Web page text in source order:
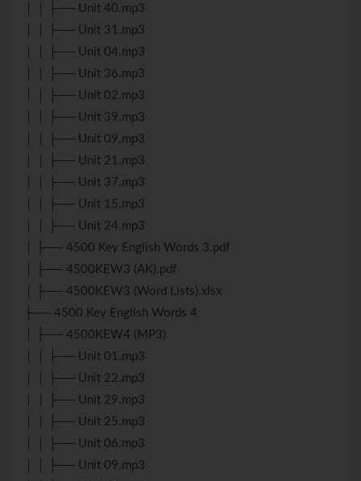
│ │ ├── Unit 40.mp3
│ │ ├── Unit 31.mp3
│ │ ├── Unit 04.mp3
│ │ ├── Unit 36.mp3
│ │ ├── Unit 02.mp3
│ │ ├── Unit 39.mp3
│ │ ├── Unit 09.mp3
│ │ ├── Unit 21.mp3
│ │ ├── Unit 37.mp3
│ │ ├── Unit 15.mp3
│ │ ├── Unit 24.mp3
│ ├── 4500 Key English Words 3.pdf
│ ├── 4500KEW3 (AK).pdf
│ ├── 4500KEW3 (Word Lists).xlsx
├── 4500 Key English Words 4
│ ├── 4500KEW4 (MP3)
│ │ ├── Unit 01.mp3
│ │ ├── Unit 22.mp3
│ │ ├── Unit 29.mp3
│ │ ├── Unit 25.mp3
│ │ ├── Unit 06.mp3
│ │ ├── Unit 09.mp3